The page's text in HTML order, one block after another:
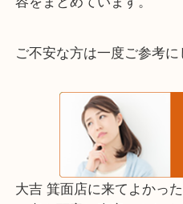
上記の他にもお伺いしま